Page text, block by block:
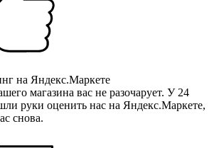
на Яндекс.Маркете
магазина вас не разочарует. У 24
руки оценить нас на Яндекс.Маркете,
снова.